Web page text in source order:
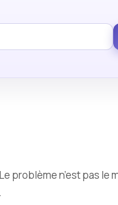
problème n’est pas le